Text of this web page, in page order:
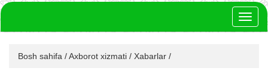
Bosh sahifa /Axborot xizmati / Xabarlar /